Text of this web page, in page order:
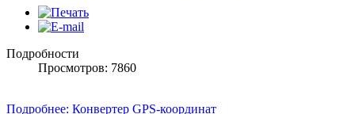
Подробности
Просмотров: 7860
Подробнее: Конвертер GPS-координат